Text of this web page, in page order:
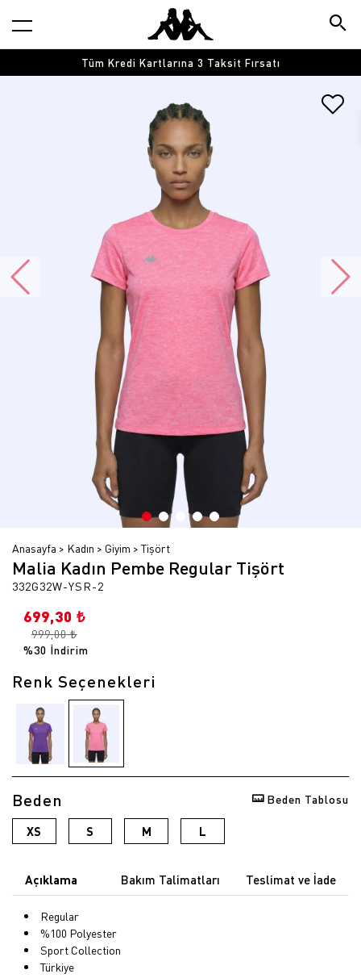
Tüm Kredi Kartlarına 3 Taksit Fırsatı
Anasayfa Kadın Giyim Tişört
Malia Kadın Pembe Regular Tişört
332G32W-YSR-2
699,30 ₺
999,00 ₺
%30 İndirim
Renk Seçenekleri
Beden Beden Tablosu
XS S M L
Açıklama Bakım Talimatları Teslimat ve İade
Regular
%100 Polyester
Sport Collection
Türkiye